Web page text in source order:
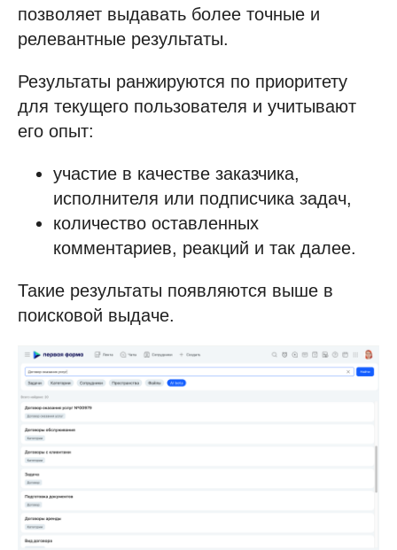
позволяет выдавать более точные и
релевантные результаты.
Результаты ранжируются по приоритету
для текущего пользователя и учитывают
его опыт:
участие в качестве заказчика,
исполнителя или подписчика задач,
количество оставленных
комментариев, реакций и так далее.
Такие результаты появляются выше в
поисковой выдаче.